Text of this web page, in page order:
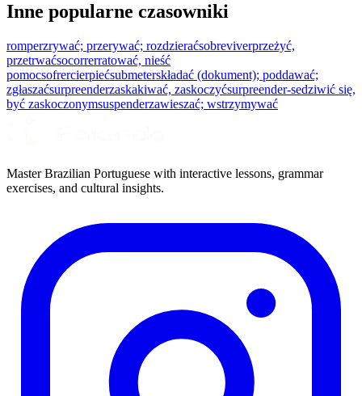
Inne popularne czasowniki
romperzrywać; przerywać; rozdzieraćsobreviverprzeżyć,
przetrwaćsocorrerratować, nieść
pomocsofrercierpiećsubmeterskładać (dokument); poddawać;
zgłaszaćsurpreenderzaskakiwać, zaskoczyćsurpreender-sedziwić się,
być zaskoczonymsuspenderzawieszać; wstrzymywać
Master Brazilian Portuguese with interactive lessons, grammar
exercises, and cultural insights.